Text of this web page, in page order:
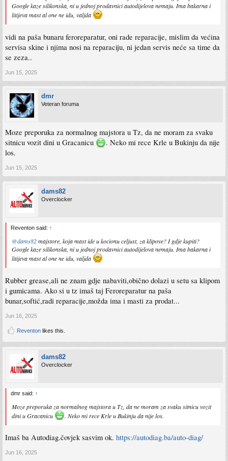
Google kaze silikonska, ni u jednoj prodavnici autodijelova nemaju. Ima bakarna i
litijeva mast al one ne idu, valjda
vidi na paša bunaru feroreparatur, oni rade reparacije, mislim da većina
servisa skine i njima nosi na reparaciju, ni jedan servis neće sa time da
se zeza..
Jun 15, 2025
dmr
Veteran foruma
Moze preporuka za normalnog majstora u Tz, da ne moram za svaku
sitnicu vozit dini u Gracanicu
. Neko mi rece Krle u Bukinju da nije
los.
Jun 15, 2025
dams82
Overclocker
Reventon said: ↑
@dams82majstore, koja mast ide u kocionu celjust, za klipove? I gdje kupiti?
Google kaze silikonska, ni u jednoj prodavnici autodijelova nemaju. Ima bakarna i
litijeva mast al one ne idu, valjda
Rubber grease,ali ne znam gdje nabaviti,obično dolazi u setu sa klipom
i gumicama. Ako si u tz imaš taj Feroreparatur na paša
bunar,softić,radi reparacije,možda ima i masti za prodat...
Jun 16, 2025
Reventon likes this.
dams82
Overclocker
dmr said: ↑
Moze preporuka za normalnog majstora u Tz, da ne moram za svaku sitnicu vozit
dini u Gracanicu
. Neko mi rece Krle u Bukinju da nije los.
Imaš ba Autodiag.čovjek sasvim ok. https://autodiag.ba/auto-diag/
Jun 16, 2025